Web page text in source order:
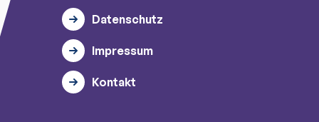
Datenschutz
Impressum
Kontakt